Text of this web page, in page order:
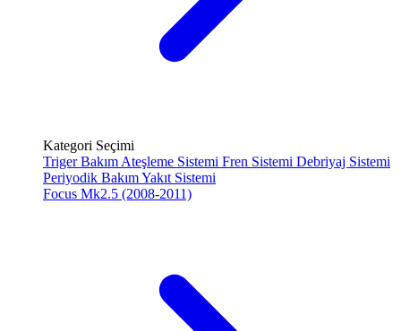
Kategori Seçimi
Triger Bakım Ateşleme Sistemi Fren Sistemi Debriyaj Sistemi
Periyodik BakımYakıt Sistemi
Focus Mk2.5 (2008-2011)